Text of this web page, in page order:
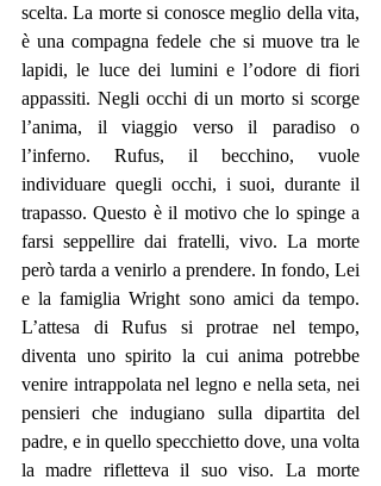
scelta. La morte si conosce meglio della vita,
è una compagna fedele che si muove tra le
lapidi, le luce dei lumini e l’odore di fiori
appassiti. Negli occhi di un morto si scorge
l’anima, il viaggio verso il paradiso o
l’inferno. Rufus, il becchino, vuole
individuare quegli occhi, i suoi, durante il
trapasso. Questo è il motivo che lo spinge a
farsi seppellire dai fratelli, vivo. La morte
però tarda a venirlo a prendere. In fondo, Lei
e la famiglia Wright sono amici da tempo.
L’attesa di Rufus si protrae nel tempo,
diventa uno spirito la cui anima potrebbe
venire intrappolata nel legno e nella seta, nei
pensieri che indugiano sulla dipartita del
padre, e in quello specchietto dove, una volta
la madre rifletteva il suo viso. La morte